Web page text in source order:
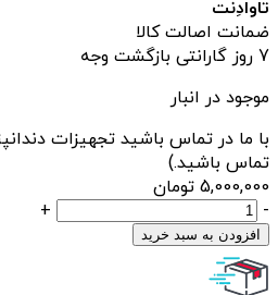
تاوادِنت
ضمانت اصالت کالا
7 روز گارانتی بازگشت وجه
موجود در انبار
با ما در تماس باشید تجهیزات
تماس باشید.)
5,000,000 تومان
دستکش
سربی
دندانپزشکی
عاج
-
+
افزودن به سبد خرید